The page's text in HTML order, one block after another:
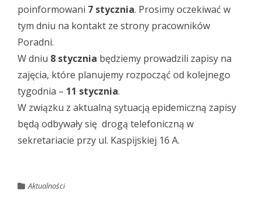
poinformowani 7 stycznia. Prosimy oczekiwać w
tym dniu na kontakt ze strony pracowników
Poradni.
W dniu 8 stycznia będziemy prowadzili zapisy na
zajęcia, które planujemy rozpocząć od kolejnego
tygodnia – 11 stycznia.
W związku z aktualną sytuacją epidemiczną zapisy
będą odbywały się drogą telefoniczną w
sekretariacie przy ul. Kaspijskiej 16 A.
Aktualności